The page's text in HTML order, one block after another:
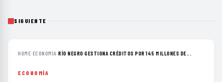
SIGUIENTE
HOME›ECONOMÍA›RÍO NEGRO GESTIONA CRÉDITOS POR 145 MILLONES DE...
ECONOMÍA